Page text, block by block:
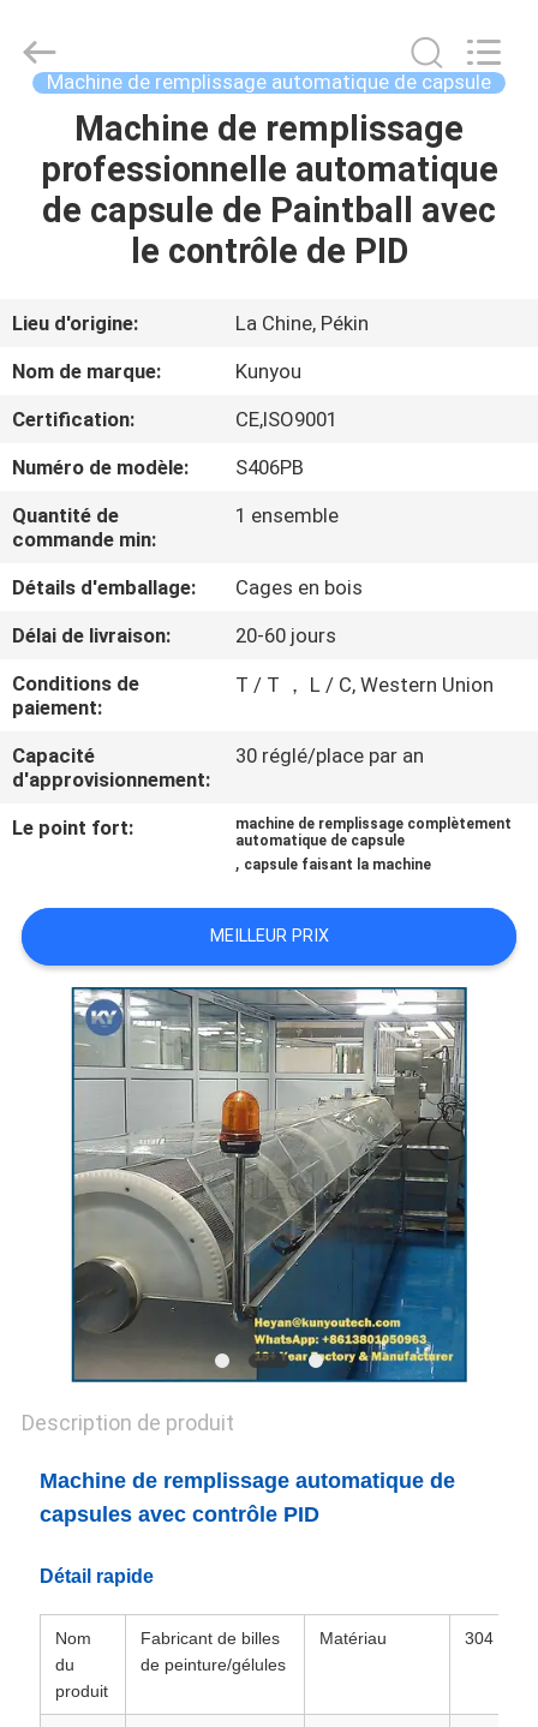
MAISON
VIDÉOS
À
PROPOS
DE
VISITE
DE
L'USINE
CONTRÔLE
DE
QUALITÉ
NOUVELLES
DEMANDEZ
UN DEVIS
PLAN
PRIVACY
POLICY
Pharmatech
Co.,LTD..Machine de remplissage automatique de capsule
Machine de remplissage
professionnelle automatique
de capsule de Paintball avec
le contrôle de PID
Lieu d'origine:
La Chine, Pékin
Nom de marque:
Kunyou
Certification:
CE,ISO9001
Numéro de modèle:
S406PB
Quantité de
commande min:
1 ensemble
Détails d'emballage:
Cages en bois
Délai de livraison:
20-60 jours
Conditions de
paiement:
T / T ， L / C, Western Union
Capacité
d'approvisionnement:
30 réglé/place par an
Le point fort:
machine de remplissage complètement
automatique de capsule
, capsule faisant la machine
MEILLEUR PRIX
Description de produit
Machine de remplissage automatique de
capsules avec contrôle PID
Détail rapide
Nom
du
produit
Fabricant de billes
de peinture/gélules
Matériau 304 SUS